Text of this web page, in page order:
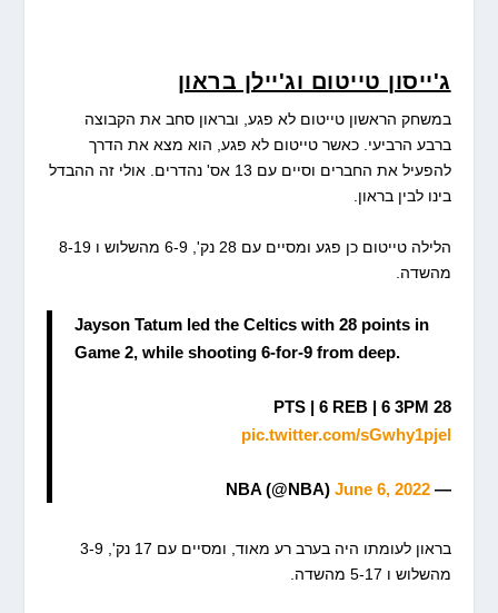
ג'ייסון טייטום וג'יילן בראון
במשחק הראשון טייטום לא פגע, ובראון סחב את הקבוצה
ברבע הרביעי. כאשר טייטום לא פגע, הוא מצא את הדרך
להפעיל את החברים וסיים עם 13 אס' נהדרים. אולי זה ההבדל
בינו לבין בראון.
הלילה טייטום כן פגע ומסיים עם 28 נק', 6-9 מהשלוש ו 8-19
מהשדה.
Jayson Tatum led the Celtics with 28 points in
Game 2, while shooting 6-for-9 from deep.
28 PTS | 6 REB | 6 3PM
pic.twitter.com/sGwhy1pjel
— NBA (@NBA)
June 6, 2022
בראון לעומתו היה בערב רע מאוד, ומסיים עם 17 נק', 3-9
מהשלוש ו 5-17 מהשדה.